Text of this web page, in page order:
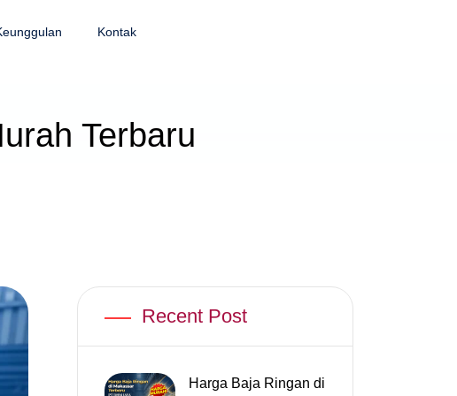
Kontak
Terbaru
Recent Post
Harga Baja Ringan di